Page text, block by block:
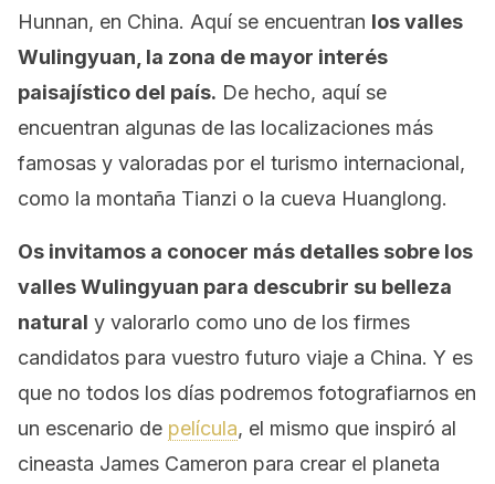
Hunnan, en China. Aquí se encuentran los valles
Wulingyuan, la zona de mayor interés
paisajístico del país. De hecho, aquí se
encuentran algunas de las localizaciones más
famosas y valoradas por el turismo internacional,
como la montaña Tianzi o la cueva Huanglong.
Os invitamos a conocer más detalles sobre los
valles Wulingyuan para descubrir su belleza
natural y valorarlo como uno de los firmes
candidatos para vuestro futuro viaje a China. Y es
que no todos los días podremos fotografiarnos en
un escenario de película, el mismo que inspiró al
cineasta James Cameron para crear el planeta